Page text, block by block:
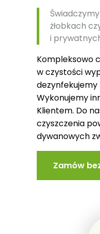
żłobkach
i
Kompleksowo
w czystości
dezynfekujemy
Wykonujemy
Klientem. Do
czyszczenia
dywanowych
Zamów